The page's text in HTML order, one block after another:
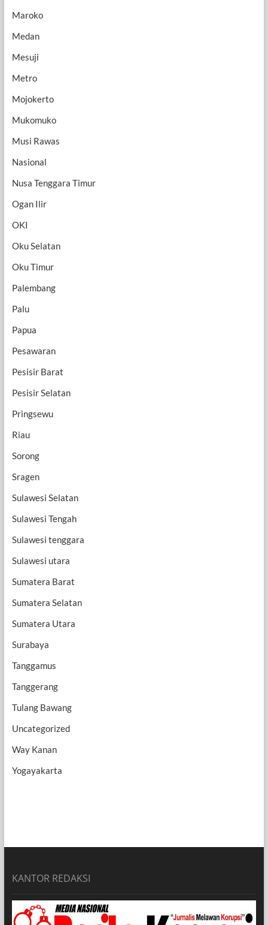
Maroko
Medan
Mesuji
Metro
Mojokerto
Mukomuko
Musi Rawas
Nasional
Nusa Tenggara Timur
Ogan Ilir
OKI
Oku Selatan
Oku Timur
Palembang
Palu
Papua
Pesawaran
Pesisir Barat
Pesisir Selatan
Pringsewu
Riau
Sorong
Sragen
Sulawesi Selatan
Sulawesi Tengah
Sulawesi tenggara
Sulawesi utara
Sumatera Barat
Sumatera Selatan
Sumatera Utara
Surabaya
Tanggamus
Tanggerang
Tulang Bawang
Uncategorized
Way Kanan
Yogayakarta
KANTOR REDAKSI